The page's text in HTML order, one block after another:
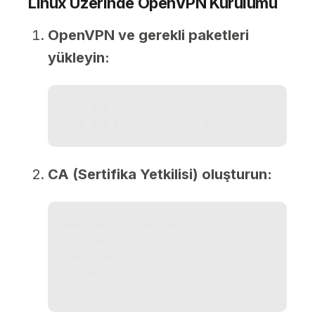
OpenVPN ve gerekli paketleri
yükleyin:
CA (Sertifika Yetkilisi) oluşturun: